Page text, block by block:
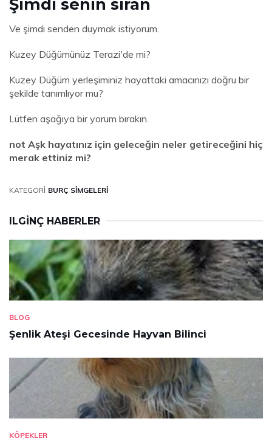
Şimdi senin sıran
Ve şimdi senden duymak istiyorum.
Kuzey Düğümünüz Terazi'de mi?
Kuzey Düğüm yerleşiminiz hayattaki amacınızı doğru bir
şekilde tanımlıyor mu?
Lütfen aşağıya bir yorum bırakın.
not Aşk hayatınız için geleceğin neler getireceğini hiç
merak ettiniz mi?
KATEGORI BURÇ SIMGELERI
ILGINÇ HABERLER
BLOG
Şenlik Ateşi Gecesinde Hayvan Bilinci
KÖPEKLER